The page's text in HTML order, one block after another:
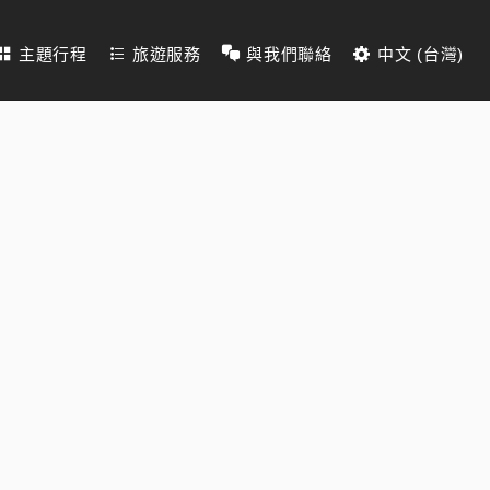
主題行程 旅遊服務 與我們聯絡 中文 (台灣)